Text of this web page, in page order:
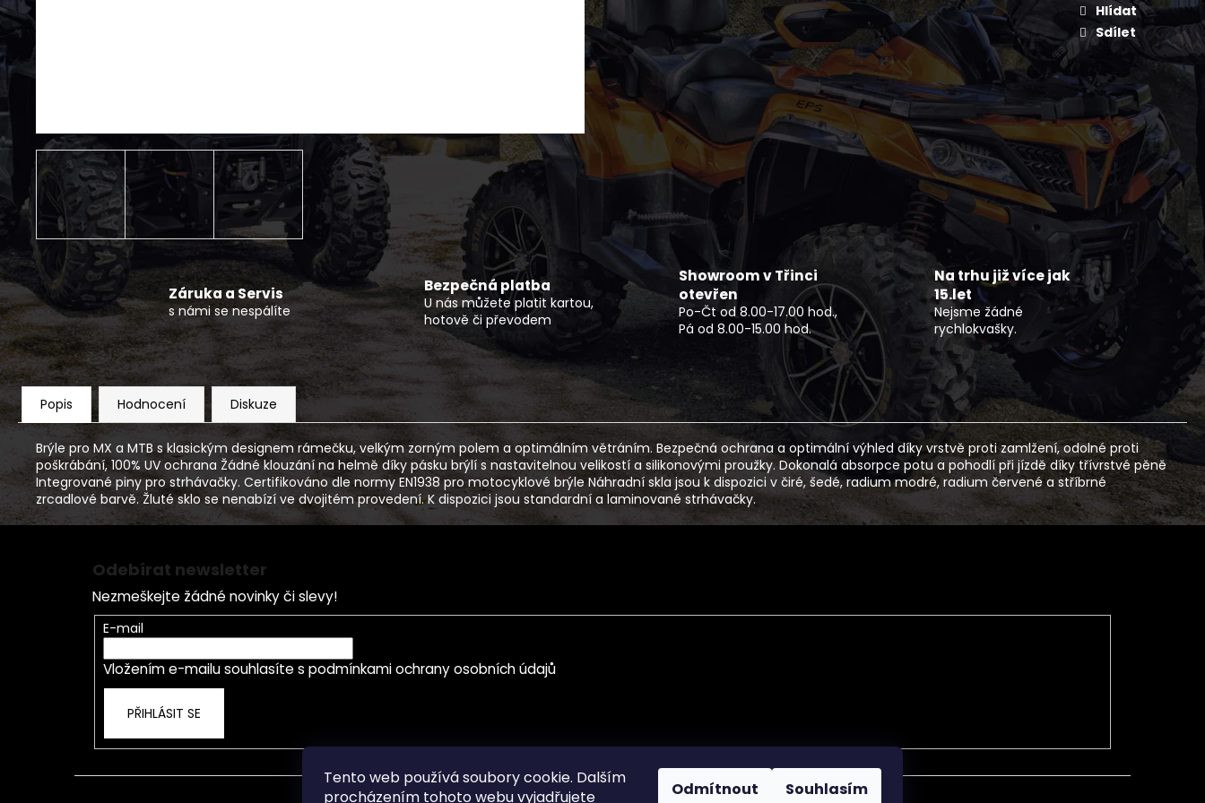
Tento web používá soubory cookie. Dalším
procházením tohoto webu vyjadřujete
Odmítnout Souhlasím
Hlídat
Sdílet
Záruka a Servis
s námi se nespálíte
Bezpečná platba
U nás můžete platit kartou,
hotově či převodem
Showroom v Třinci
otevřen
Po-Čt od 8.00-17.00 hod.,
Pá od 8.00-15.00 hod.
Na trhu již více jak
15.let
Nejsme žádné
rychlokvašky.
Popis Hodnocení Diskuze
Brýle pro MX a MTB s klasickým designem rámečku, velkým zorným polem a optimálním větráním. Bezpečná ochrana a optimální výhled díky vrstvě proti zamlžení, odolné proti
poškrábání, 100% UV ochrana Žádné klouzání na helmě díky pásku brýlí s nastavitelnou velikostí a silikonovými proužky. Dokonalá absorpce potu a pohodlí při jízdě díky třívrstvé pěně
Integrované piny pro strhávačky. Certifikováno dle normy EN1938 pro motocyklové brýle Náhradní skla jsou k dispozici v čiré, šedé, radium modré, radium červené a stříbrné
zrcadlové barvě. Žluté sklo se nenabízí ve dvojitém provedení. K dispozici jsou standardní a laminované strhávačky.
SOFTSHELLOVÁ VESTA PÁNSKÁ TRAIL
DĚTSKÁ BUGGY KAYO S70
33 990 Kč
Odebírat newsletter
Nezmeškejte žádné novinky či slevy!
E-mail
Vložením e-mailu souhlasíte s podmínkami ochrany osobních údajů
PŘIHLÁSIT SE